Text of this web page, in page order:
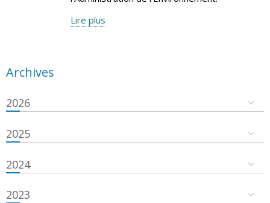
Lire plus
Archives
2026
2025
2024
2023